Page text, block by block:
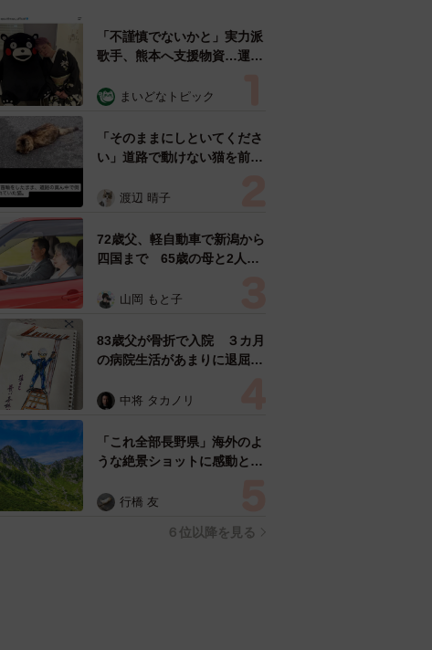
「不謹慎でないかと」実力派
歌手、熊本へ支援物資…運搬
めらい 「痛いほど伝わる」
まいどなトピック
「そのままにしといてくださ
い」道路で動けない猫を前に
ようとした4日間 「命の重
表の訴え
渡辺 晴子
72歳父、軽自動車で新潟から
四国まで 65歳の母と2人で
憩まで分刻み… 「大学生で
山岡 もと子
83歳父が骨折で入院 ３カ月
の病院生活があまりに退屈で
い！」→スケッチブックを見
すよ…」
中将 タカノリ
「これ全部長野県」海外のよ
うな絶景ショットに感動と反
ったんだって気づいた」
行橋 友
６位以降を見る